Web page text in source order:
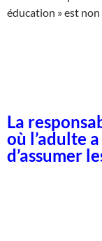
éducation » est
La
où l’adulte
d’assumer